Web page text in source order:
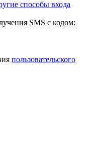
способы входа
SMS с кодом:
пользовательского